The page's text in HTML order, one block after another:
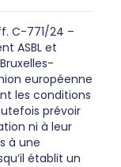
C-771/24 –
ASBL et
européenne
les conditions
prévoir
ni à leur
à une
établit un